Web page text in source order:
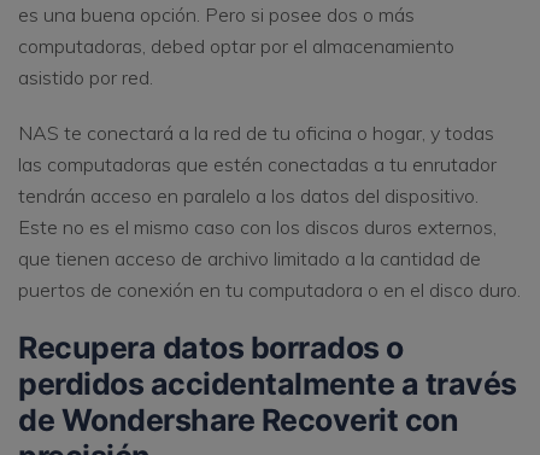
es una buena opción. Pero si posee dos o más
computadoras, debed optar por el almacenamiento
asistido por red.
NAS te conectará a la red de tu oficina o hogar, y todas
las computadoras que estén conectadas a tu enrutador
tendrán acceso en paralelo a los datos del dispositivo.
Este no es el mismo caso con los discos duros externos,
que tienen acceso de archivo limitado a la cantidad de
puertos de conexión en tu computadora o en el disco duro.
Recupera datos borrados o
perdidos accidentalmente a través
de Wondershare Recoverit con